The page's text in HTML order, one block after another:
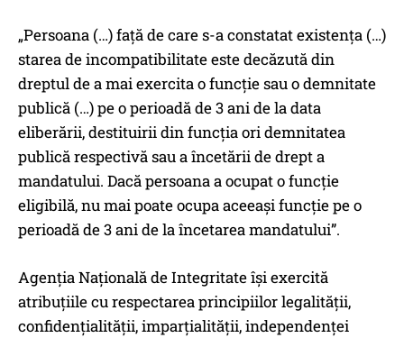
„Persoana (…) față de care s-a constatat existența (…)
starea de incompatibilitate este decăzută din
dreptul de a mai exercita o funcție sau o demnitate
publică (…) pe o perioadă de 3 ani de la data
eliberării, destituirii din funcția ori demnitatea
publică respectivă sau a încetării de drept a
mandatului. Dacă persoana a ocupat o funcție
eligibilă, nu mai poate ocupa aceeași funcție pe o
perioadă de 3 ani de la încetarea mandatului”.
Agenția Națională de Integritate își exercită
atribuțiile cu respectarea principiilor legalității,
confidențialității, imparțialității, independenței